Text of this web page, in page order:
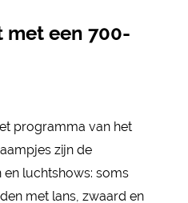
met een 700-
programma van het
zijn de
en luchtshows: soms
met lans, zwaard en